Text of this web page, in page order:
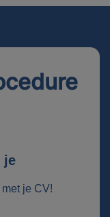
je
je CV!